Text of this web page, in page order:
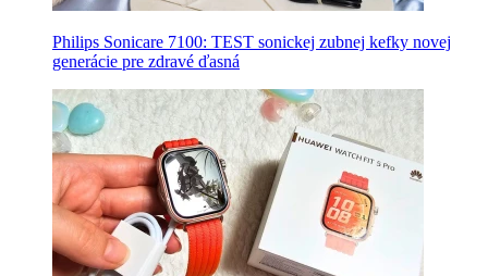
Philips Sonicare 7100: TEST sonickej zubnej kefky novej
generácie pre zdravé ďasná